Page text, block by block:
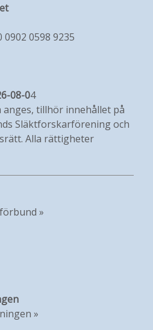
0902 0598 9235
08-04
anges, tillhör innehållet på
Släktforskarförening och
Alla rättigheter
»
»